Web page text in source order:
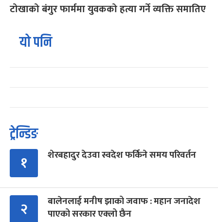
टोखाको बंगुर फार्ममा युवकको हत्या गर्ने व्यक्ति समातिए
यो पनि
ट्रेन्डिङ
१ शेरबहादुर देउवा स्वदेश फर्किने समय परिवर्तन
२
बालेनलाई मनीष झाको जवाफ : महान जनादेश
पाएको सरकार एक्लो छैन